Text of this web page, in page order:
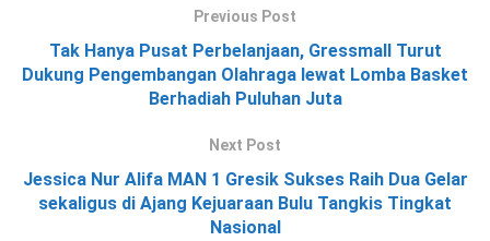
Previous Post
Tak Hanya Pusat Perbelanjaan, Gressmall Turut
Dukung Pengembangan Olahraga lewat Lomba Basket
Berhadiah Puluhan Juta
Next Post
Jessica Nur Alifa MAN 1 Gresik Sukses Raih Dua Gelar
sekaligus di Ajang Kejuaraan Bulu Tangkis Tingkat
Nasional